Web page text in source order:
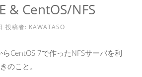
& CentOS/NFS
投稿者: KAWATASO
CentOS 7で作ったNFSサーバを利
のこと。